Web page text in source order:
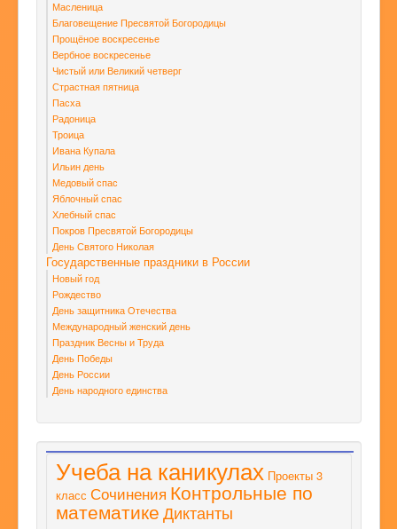
Масленица
Благовещение Пресвятой Богородицы
Прощёное воскресенье
Вербное воскресенье
Чистый или Великий четверг
Страстная пятница
Пасха
Радоница
Троица
Ивана Купала
Ильин день
Медовый спас
Яблочный спас
Хлебный спас
Покров Пресвятой Богородицы
День Святого Николая
Государственные праздники в России
Новый год
Рождество
День защитника Отечества
Международный женский день
Праздник Весны и Труда
День Победы
День России
День народного единства
Учеба на каникулах Проекты 3
класс Сочинения Контрольные по
математике Диктанты